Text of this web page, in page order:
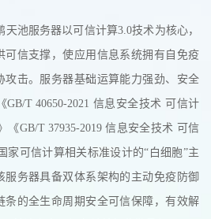
天池服务器以可信计算3.0技术为核心，
可信支撑，使应用信息系统拥有自免疫
攻击。服务器基础运算能力强劲、安全
GB/T 40650-2021 信息安全技术 可信计
《GB/T 37935-2019 信息安全技术 可信
家可信计算相关标准设计的“白细胞”主
务器具备双体系架构的主动免疫防御
条的全生命周期安全可信保障，有效解